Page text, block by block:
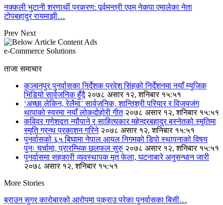
नक्कली भुटानी शरणार्थी प्रकरण: पूर्वमन्त्री एवम् नेकपा एमालेका नेता
टोपबहादुर रायमाझी…
Prev Next
e-Commerce Solutions
ताजा समाचार
कञ्चनपुर पुनर्वासका निर्देशक प्रवेश सिंहको निर्देशनमा नयाँ म्युजिक
भिडियो सार्वजनिक हुँदै २०७८ असार १२, शनिबार १५:५१
‘अच्छा लेकिन, रेलैमा’ सार्वजनिक, शान्तिश्री परियार र विजयजंग
थापाको स्वरमा नयाँ लोकदोहोरी गीत २०७८ असार १२, शनिबार १५:५१
कविवर गणेशदत्त न्यौपाने र साहित्यकार महेन्द्रबहादुर बस्नेतको स्मृतिमा
स्मृति ग्रन्थ प्रकाशन गरिने २०७८ असार १२, शनिबार १५:५१
पुनर्वासको ६५ बिघामा नेपाल आयल निगमको डिपो स्थापनाको विषय
पुनः चर्चामा, प्रारम्भिक छलफल सुरु २०७८ असार १२, शनिबार १५:५१
पुनर्वासमा सहकारी व्यवस्थापक मृत फेला, घटनाबारे अनुसन्धान जारी
२०७८ असार १२, शनिबार १५:५१
More Stories
ब्राउन सुगर कारोबारको आरोपमा पक्राउ परेका पुनर्वासका बिसी…